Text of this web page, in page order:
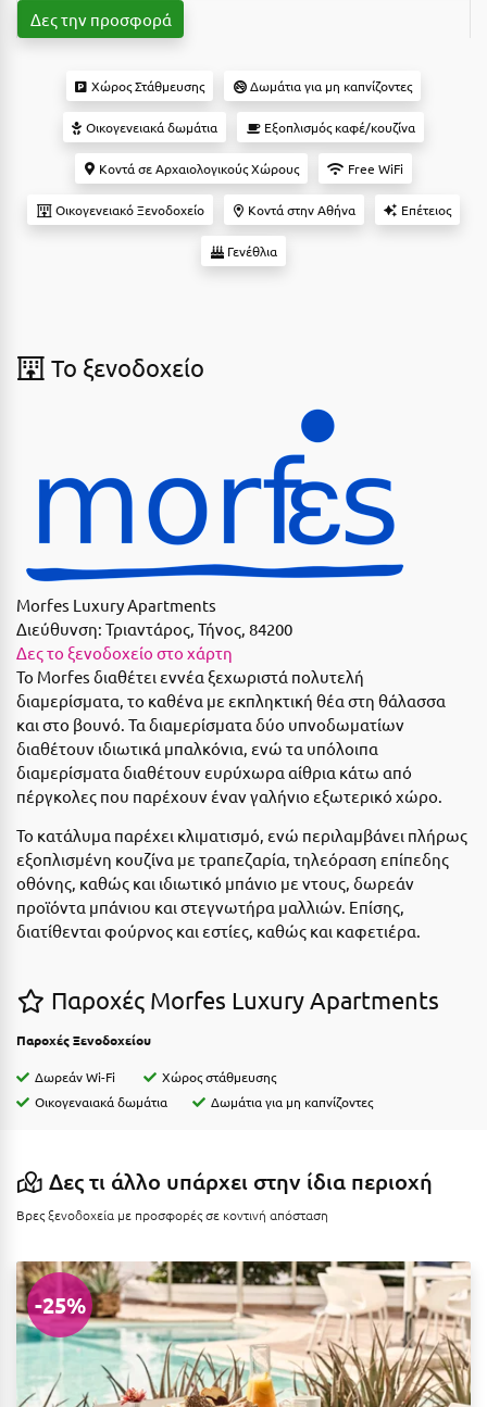
Αργολίδα
Αρκαδία
Αρκίτσα
Αρτέμιδα
Αρχαία Ολυμπία
Αχαΐα
Βόλος
Βραχάτι Κορινθίας
Βυτίνα
Γ
Γαλαξiδι
Γλυφάδα
Γρεβενά
Γύθειο
Δ
Δελφοί
Ε
Ελάτη Αρκαδίας
Ελληνικό Αρκαδίας
Ελούντα Κρήτης
Ερμιόνη
Ευρυτανία
Ζ
Ζαγοροχώρια
Ξενοδοχεία 3 Αστέρων
Ξενοδοχεία 5 Αστέρων
Κρουαζιέρες
Boutique Hotels
Suites
Δες όλες τις προσφορές
Δες όλα τα πακέτα διακοπών
Δες την προσφορά
Χώρος Στάθμευσης Δωμάτια για μη καπνίζοντες
Οικογενειακά δωμάτια Εξοπλισμός καφέ/κουζίνα
Κοντά σε Αρχαιολογικούς Χώρους Free WiFi
Οικογενειακό Ξενοδοχείο Κοντά στην Αθήνα Επέτειος
Γενέθλια
To ξενοδοχείο
Morfes Luxury Apartments
Διεύθυνση: Τριαντάρος, Τήνος, 84200
Δες το ξενοδοχείο στο χάρτη
Το Morfes διαθέτει εννέα ξεχωριστά πολυτελή
διαμερίσματα, το καθένα με εκπληκτική θέα στη θάλασσα
και στο βουνό. Τα διαμερίσματα δύο υπνοδωματίων
διαθέτουν ιδιωτικά μπαλκόνια, ενώ τα υπόλοιπα
διαμερίσματα διαθέτουν ευρύχωρα αίθρια κάτω από
πέργκολες που παρέχουν έναν γαλήνιο εξωτερικό χώρο.
Το κατάλυμα παρέχει κλιματισμό, ενώ περιλαμβάνει πλήρως
εξοπλισμένη κουζίνα με τραπεζαρία, τηλεόραση επίπεδης
οθόνης, καθώς και ιδιωτικό μπάνιο με ντους, δωρεάν
προϊόντα μπάνιου και στεγνωτήρα μαλλιών. Επίσης,
διατίθενται φούρνος και εστίες, καθώς και καφετιέρα.
Παροχές Morfes Luxury Apartments
Παροχές Ξενοδοχείου
Δωρεάν Wi-Fi
Χώρος στάθμευσης
Οικογεναιακά δωμάτια
Δωμάτια για μη καπνίζοντες
Δες τι άλλο υπάρχει στην ίδια περιοχή
Βρες ξενοδοχεία με προσφορές σε κοντινή απόσταση
-25%